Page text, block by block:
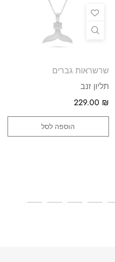
שרשראות גברים
תליון זנב
229.00 ₪
הוספה לסל